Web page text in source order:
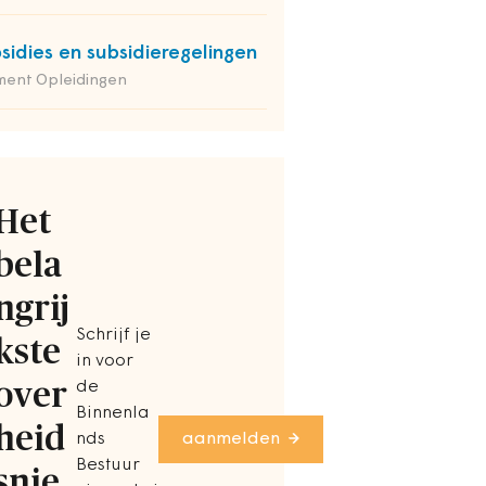
en subsidieregelingen
Opleidingen
Schrijf je
in voor
de
Binnenla
nds
Bestuur
aanmelden